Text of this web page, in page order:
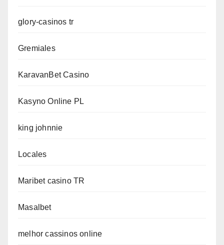
glory-casinos tr
Gremiales
KaravanBet Casino
Kasyno Online PL
king johnnie
Locales
Maribet casino TR
Masalbet
melhor cassinos online